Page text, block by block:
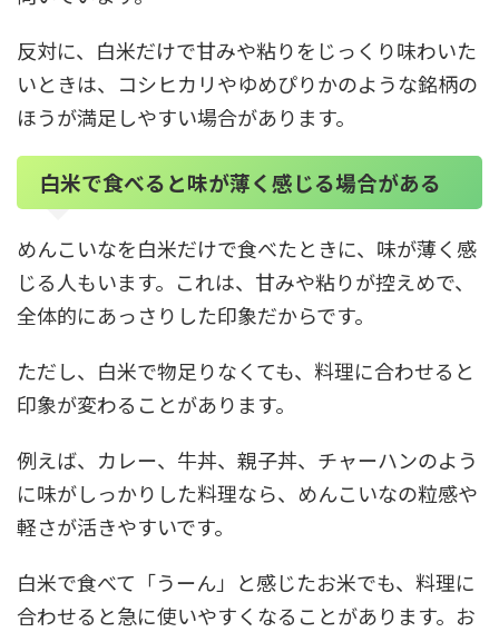
反対に、白米だけで甘みや粘りをじっくり味わいた
いときは、コシヒカリやゆめぴりかのような銘柄の
ほうが満足しやすい場合があります。
白米で食べると味が薄く感じる場合がある
めんこいなを白米だけで食べたときに、味が薄く感
じる人もいます。これは、甘みや粘りが控えめで、
全体的にあっさりした印象だからです。
ただし、白米で物足りなくても、料理に合わせると
印象が変わることがあります。
例えば、カレー、牛丼、親子丼、チャーハンのよう
に味がしっかりした料理なら、めんこいなの粒感や
軽さが活きやすいです。
白米で食べて「うーん」と感じたお米でも、料理に
合わせると急に使いやすくなることがあります。お